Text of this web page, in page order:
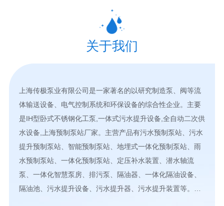
关于我们
上海传极泵业有限公司是一家著名的以研究制造泵、阀等流
体输送设备、电气控制系统和环保设备的综合性企业。主要
是IH型卧式不锈钢化工泵,一体式污水提升设备,全自动二次供
水设备,上海预制泵站厂家。主营产品有污水预制泵站、污水
提升预制泵站、智能预制泵站、地埋式一体化预制泵站、雨
水预制泵站、一体化预制泵站、定压补水装置、潜水轴流
泵、一体化智慧泵房、排污泵、隔油器、一体化隔油设备、
隔油池、污水提升设备、污水提升器、污水提升装置等。公